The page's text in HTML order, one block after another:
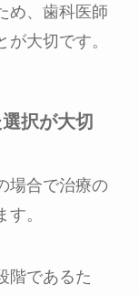
め、歯科医師
大切です。
択が大切
場合で治療の
。
階であるた